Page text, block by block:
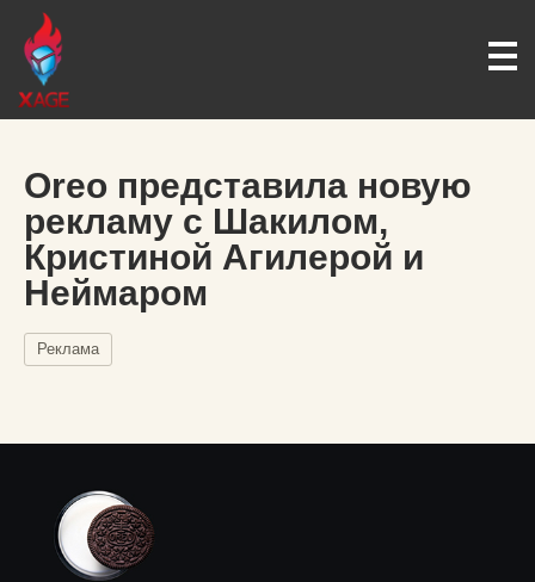
Oreo представила новую
рекламу с Шакилом,
Кристиной Агилерой и
Неймаром
Реклама